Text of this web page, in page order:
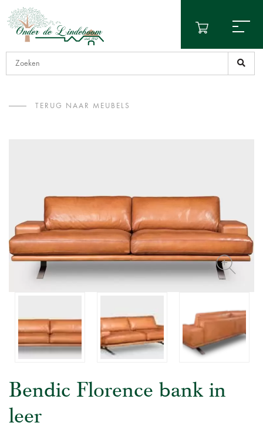
TERUG NAAR MEUBELS
Bendic Florence bank in
leer